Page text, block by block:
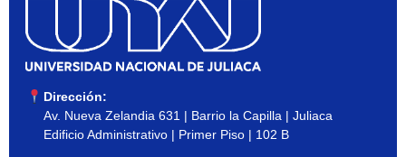
Dirección:
Av. Nueva Zelandia 631 | Barrio la Capilla | Juliaca
Edificio Administrativo | Primer Piso | 102 B